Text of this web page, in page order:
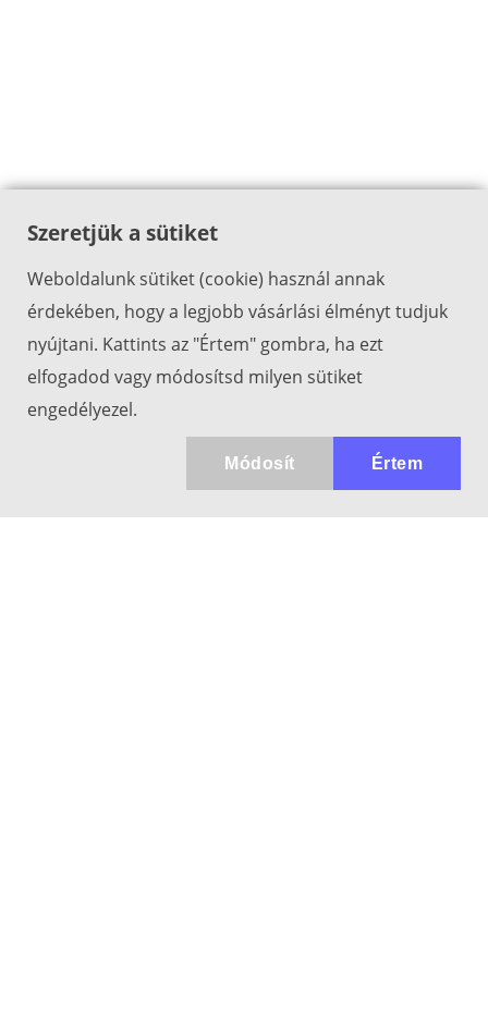
Szeretjük a sütiket
Weboldalunk sütiket (cookie) használ annak
érdekében, hogy a legjobb vásárlási élményt tudjuk
nyújtani. Kattints az "Értem" gombra, ha ezt
elfogadod vagy módosítsd milyen sütiket
engedélyezel.
Értem
Módosít